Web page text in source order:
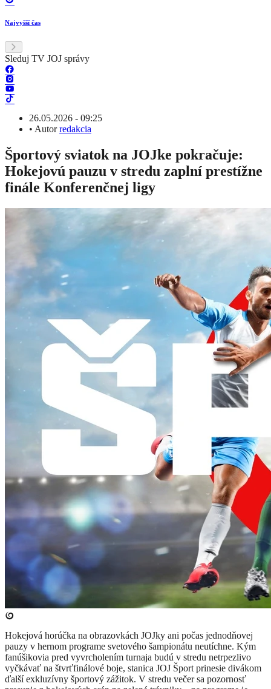
Najvyšší čas
Sleduj TV JOJ správy
26.05.2026 - 09:25
• Autorredakcia
Športový sviatok na JOJke pokračuje:
Hokejovú pauzu v stredu zaplní prestížne
finále Konferenčnej ligy
Hokejová horúčka na obrazovkách JOJky ani počas jednodňovej
pauzy v hernom programe svetového šampionátu neutíchne. Kým
fanúšikovia pred vyvrcholením turnaja budú v stredu netrpezlivo
vyčkávať na štvrťfinálové boje, stanica JOJ Šport prinesie divákom
ďalší exkluzívny športový zážitok. V stredu večer sa pozornosť